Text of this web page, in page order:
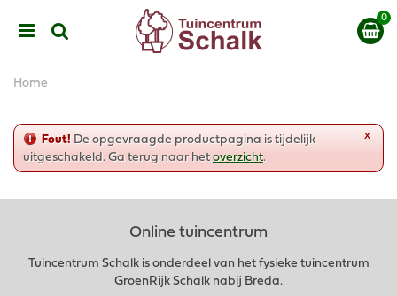
n
Home
x
Fout! De opgevraagde productpagina is tijdelijk
uitgeschakeld. Ga terug naar hetoverzicht.
Online tuincentrum
Tuincentrum Schalk is onderdeel van het fysieke tuincentrum
GroenRijk Schalk nabij Breda.